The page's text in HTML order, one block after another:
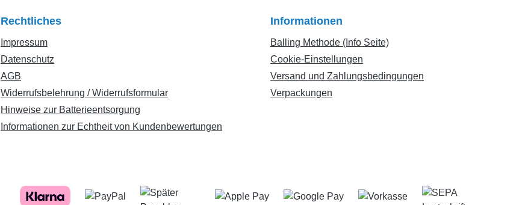
Rechtliches
Impressum
Datenschutz
AGB
Widerrufsbelehrung / Widerrufsformular
Hinweise zur Batterieentsorgung
Informationen zur Echtheit von Kundenbewertungen
Informationen
Balling Methode (Info Seite)
Cookie-Einstellungen
Versand und Zahlungsbedingungen
Verpackungen